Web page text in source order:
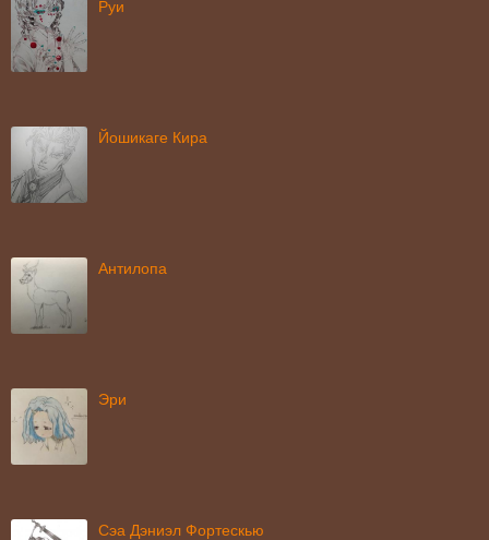
Руи
Йошикаге Кира
Антилопа
Эри
Сэа Дэниэл Фортескью